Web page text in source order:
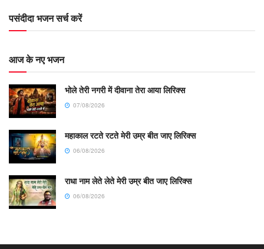
पसंदीदा भजन सर्च करें
आज के नए भजन
भोले तेरी नगरी में दीवाना तेरा आया लिरिक्स
07/08/2026
महाकाल रटते रटते मेरी उम्र बीत जाए लिरिक्स
06/08/2026
राधा नाम लेते लेते मेरी उम्र बीत जाए लिरिक्स
06/08/2026